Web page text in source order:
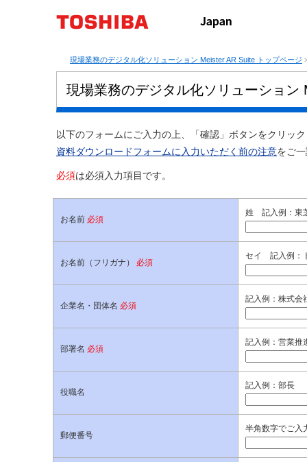
現場業務のデジタル化ソリューション Meister AR Suite トップページ
現場業務のデジタル化ソリューショ
以下のフォームにご入力の上、「確認」ボタンをクリッ
資料ダウンロードフォームに入力いただく前の注意をご
必須は必須入力項目です。
お名前 必須
姓 記入例：東
お名前（フリガナ） 必須
セイ 記入例：
企業名・団体名 必須
記入例：株式会
部署名 必須
記入例：営業推
役職名
記入例：部長
郵便番号
半角数字でご入